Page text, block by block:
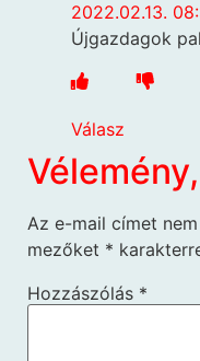
2022.02.13.
Újgazdagok
Válasz
Az e-mail címet
mezőket *
Hozzászólás *